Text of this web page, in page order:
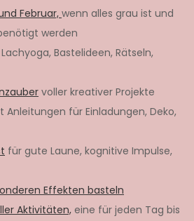
Februar, wenn alles grau ist und
werden
Bastelideen, Rätseln,
voller kreativer Projekte
Anleitungen für Einladungen, Deko,
für gute Laune, kognitive Impulse,
Effekten basteln
Aktivitäten, eine für jeden Tag bis